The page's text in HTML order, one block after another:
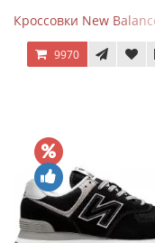
Кроссовки New
9970